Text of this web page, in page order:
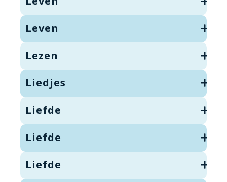
Leven
Lezen
Liedjes
Liefde
Liefde
Liefde